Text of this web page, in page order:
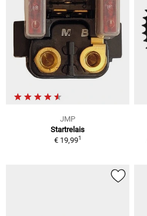
JMP
Startrelais
€ 19,991